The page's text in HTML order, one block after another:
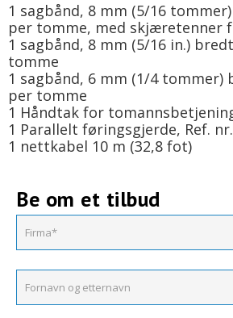
1 sagbånd, 8 mm (5/16
per tomme, med skjæretenner
1 sagbånd, 8 mm (5/16 in.)
tomme
1 sagbånd, 6 mm (1/4 tommer)
per tomme
1 Håndtak for
1 Parallelt føringsgjerde, Ref.
1 nettkabel 10 m (32,8 fot)
Be om et tilbud